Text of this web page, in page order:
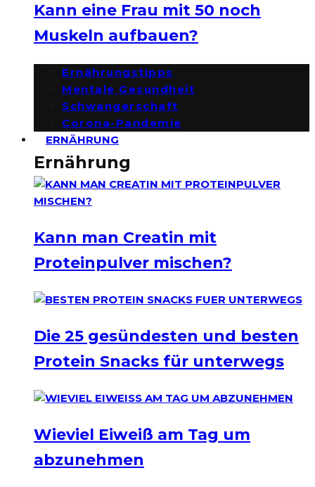
Kann eine Frau mit 50 noch
Muskeln aufbauen?
Ernährungstipps
Mentale Gesundheit
Schwangerschaft
Corona-Pandemie
ERNÄHRUNG
Ernährung
Kann man Creatin mit
Proteinpulver mischen?
Die 25 gesündesten und besten
Protein Snacks für unterwegs
Wieviel Eiweiß am Tag um
abzunehmen